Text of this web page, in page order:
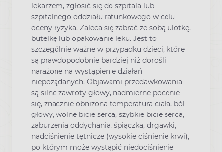
lekarzem, zgłosić się do szpitala lub
szpitalnego oddziału ratunkowego w celu
oceny ryzyka. Zaleca się zabrać ze sobą ulotkę,
butelkę lub opakowanie leku. Jest to
szczególnie ważne w przypadku dzieci, które
są prawdopodobnie bardziej niż dorośli
narażone na wystąpienie działań
niepożądanych. Objawami przedawkowania
są silne zawroty głowy, nadmierne pocenie
się, znacznie obniżona temperatura ciała, ból
głowy, wolne bicie serca, szybkie bicie serca,
zaburzenia oddychania, śpiączka, drgawki,
nadciśnienie tętnicze (wysokie ciśnienie krwi),
po którym może wystąpić niedociśnienie